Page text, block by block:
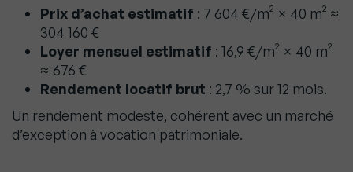
Prix d’achat estimatif : 7 604 €/m² × 40 m² ≈
304 160 €
Loyer mensuel estimatif : 16,9 €/m² × 40 m²
≈ 676 €
Rendement locatif brut : 2,7 % sur 12 mois.
Un rendement modeste, cohérent avec un marché
d’exception à vocation patrimoniale.